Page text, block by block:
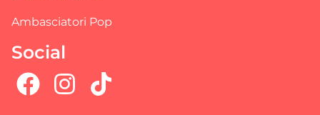
Ambasciatori Pop
Social